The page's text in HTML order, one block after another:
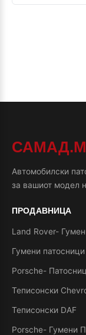
Автомобилски
за вашиот модел
ПРОДАВНИЦА
Land Rover-
Гумени
Porsche-
Теписонски
Теписонски DAF
Porsche- Гумени